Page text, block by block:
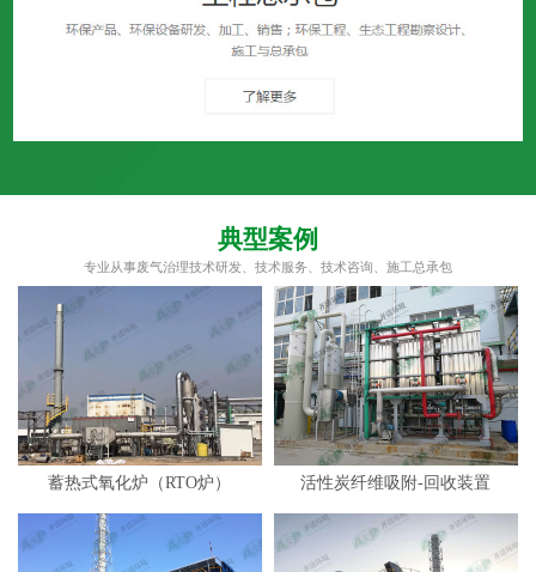
典型案例
专业从事废气治理技术研发、技术服务、技术咨询、施工总承包
蓄热式氧化炉（RTO炉） 活性炭纤维吸附-回收装置